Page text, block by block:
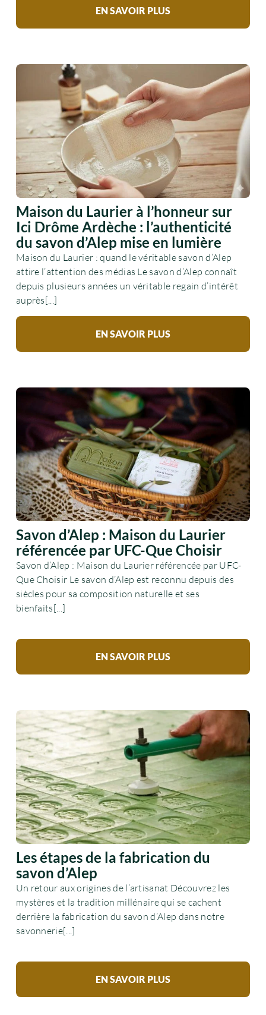
EN SAVOIR PLUS
Maison du Laurier à l’honneur sur
Ici Drôme Ardèche : l’authenticité
du savon d’Alep mise en lumière
Maison du Laurier : quand le véritable savon d’Alep
attire l’attention des médias Le savon d’Alep connaît
depuis plusieurs années un véritable regain d’intérêt
auprès[...]
EN SAVOIR PLUS
Savon d’Alep : Maison du Laurier
référencée par UFC-Que Choisir
Savon d’Alep : Maison du Laurier référencée par UFC-
Que Choisir Le savon d’Alep est reconnu depuis des
siècles pour sa composition naturelle et ses
bienfaits[...]
EN SAVOIR PLUS
Les étapes de la fabrication du
savon d’Alep
Un retour aux origines de l’artisanat Découvrez les
mystères et la tradition millénaire qui se cachent
derrière la fabrication du savon d’Alep dans notre
savonnerie[...]
EN SAVOIR PLUS